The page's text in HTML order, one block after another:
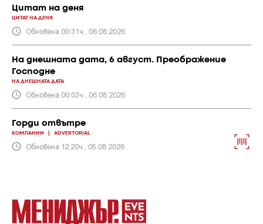
Цитат на деня
ЦИТАТ НА ДЕНЯ
Обновена 00:31ч., 06.08.2026
На днешната дата, 6 август. Преображение
Господне
НА ДНЕШНАТА ДАТА
Обновена 00:03ч., 06.08.2026
Горди отвътре
КОМПАНИИ ADVERTORIAL
Обновена 12:20ч., 05.08.2026